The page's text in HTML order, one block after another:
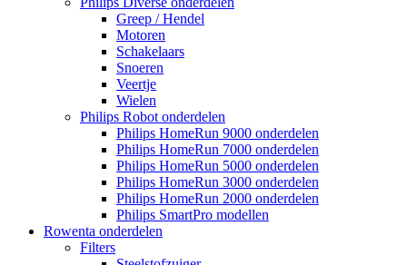
Greep / Hendel
Motoren
Schakelaars
Snoeren
Veertje
Wielen
Philips Robot onderdelen
Philips HomeRun 9000 onderdelen
Philips HomeRun 7000 onderdelen
Philips HomeRun 5000 onderdelen
Philips HomeRun 3000 onderdelen
Philips HomeRun 2000 onderdelen
Philips SmartPro modellen
Rowenta onderdelen
Filters